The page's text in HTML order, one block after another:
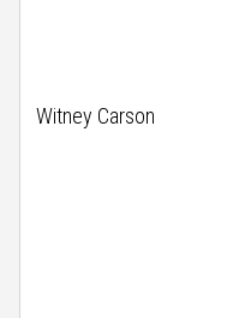
Witney Carson